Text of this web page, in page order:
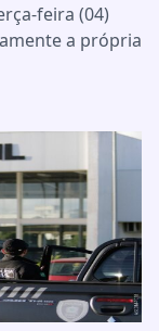
feira (04)
a própria